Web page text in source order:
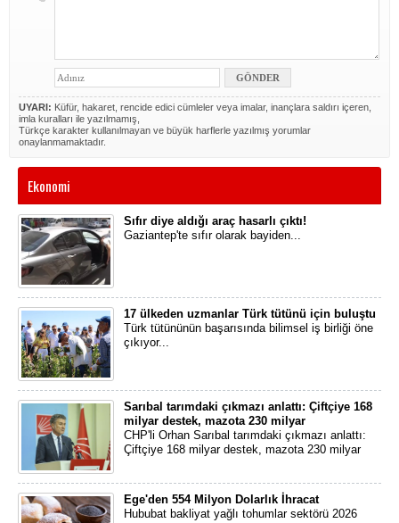
UYARI: Küfür, hakaret, rencide edici cümleler veya imalar, inançlara saldırı içeren,
imla kuralları ile yazılmamış,
Türkçe karakter kullanılmayan ve büyük harflerle yazılmış yorumlar
onaylanmamaktadır.
Ekonomi
Sıfır diye aldığı araç hasarlı çıktı!
Gaziantep'te sıfır olarak bayiden...
17 ülkeden uzmanlar Türk tütünü için buluştu
Türk tütününün başarısında bilimsel iş birliği öne
çıkıyor...
Sarıbal tarımdaki çıkmazı anlattı: Çiftçiye 168
milyar destek, mazota 230 milyar
CHP'li Orhan Sarıbal tarımdaki çıkmazı anlattı:
Çiftçiye 168 milyar destek, mazota 230 milyar
Ege'den 554 Milyon Dolarlık İhracat
Hububat bakliyat yağlı tohumlar sektörü 2026